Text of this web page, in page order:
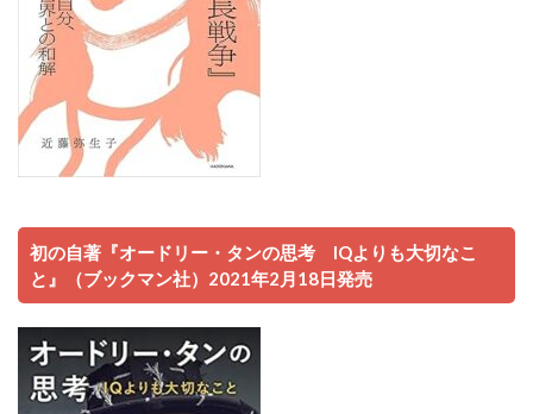
初の自著『オードリー・タンの思考 IQよりも大切なこ
と』（ブックマン社）2021年2月18日発売